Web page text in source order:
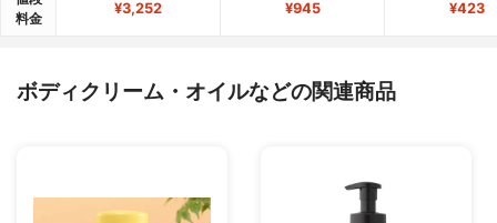
料金
¥3,252 ¥945 ¥423
ボディクリーム・オイルなどの関連商品